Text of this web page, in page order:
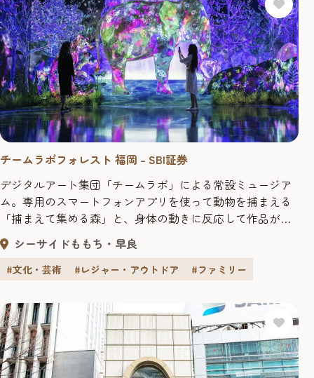
チームラボフォレスト 福岡 – SBI証券
デジタルアート集団「チームラボ」による常設ミュージア
ム。専用のスマートフォンアプリを使って動物を捕まえる
「捕まえて集める森」と、身体の動きに反応して作品が変
化する「運動の森」の2つのエリアからなる。 料金 16歳以
上: 2,400円 15歳以下: 1,000円 ※3歳以下は、要保護者同伴
（無料） ※ハイシーズンは料金が異なる場合がございます
シーサイドももち・早良
#文化・芸術 #レジャー・アウトドア #ファミリー